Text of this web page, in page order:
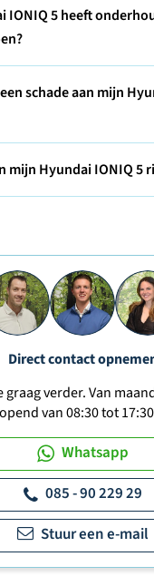
IONIQ 5 heeft
schade aan mijn
mijn Hyundai IONIQ 5
Direct contact
graag verder. Van
van 08:30 tot
Whatsapp
085 - 90 229 29
Stuur een e-mail